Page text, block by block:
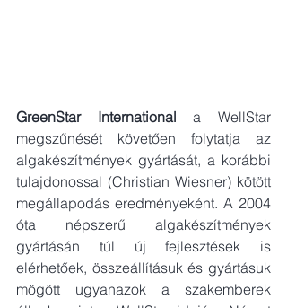
GreenStar International a WellStar
megszűnését követően folytatja az
algakészítmények gyártását, a korábbi
tulajdonossal (Christian Wiesner) kötött
megállapodás eredményeként. A 2004
óta népszerű algakészítmények
gyártásán túl új fejlesztések is
elérhetőek, összeállításuk és gyártásuk
mögött ugyanazok a szakemberek